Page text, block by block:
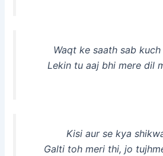
Waqt ke saath sab
Lekin tu aaj bhi mere dil
Kisi aur se kya
Galti toh meri thi, jo